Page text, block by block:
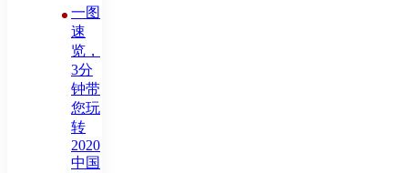
一图
速
览，
3分
钟带
您玩
转
2020
中国